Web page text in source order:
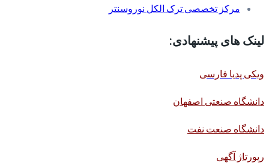
مرکز تخصصی ترک الکل نوروسنتر
لینک های پیشنهادی:
ویکی پدیا فارسی
دانشگاه صنعتی اصفهان
دانشگاه صنعت نفت
رپورتاژ آگهی